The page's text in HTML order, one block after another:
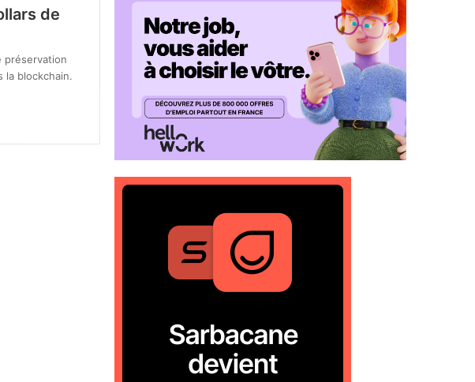
de
préservation
la blockchain.